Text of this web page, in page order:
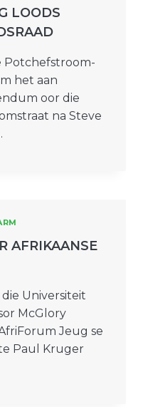
LOODS
Potchefstroom-
het aan
oor die
na Steve
AFRIKAANSE
Universiteit
McGlory
Jeug se
Paul Kruger